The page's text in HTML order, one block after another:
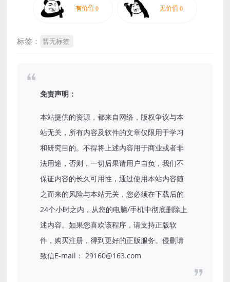
标签： 暂无标签
免责声明：
本站提供的资源，都来自网络，版权争议与本
站无关，所有内容及软件的文章仅限用于学习
和研究目的。不得将上述内容用于商业或者非
法用途，否则，一切后果请用户自负，我们不
保证内容的长久可用性，通过使用本站内容随
之而来的风险与本站无关，您必须在下载后的
24个小时之内，从您的电脑/手机中彻底删除上
述内容。如果您喜欢该程序，请支持正版软
件，购买注册，得到更好的正版服务。侵删请
致信E-mail： 29160@163.com